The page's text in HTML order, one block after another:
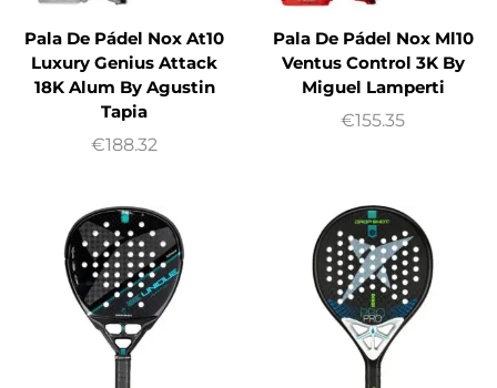
Pala De Pádel Nox At10
Luxury Genius Attack
18K Alum By Agustin
Tapia
€188.32
Pala De Pádel Nox Ml10
Ventus Control 3K By
Miguel Lamperti
€155.35